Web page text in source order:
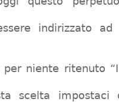
indirizzato
niente ritenuto
scelta